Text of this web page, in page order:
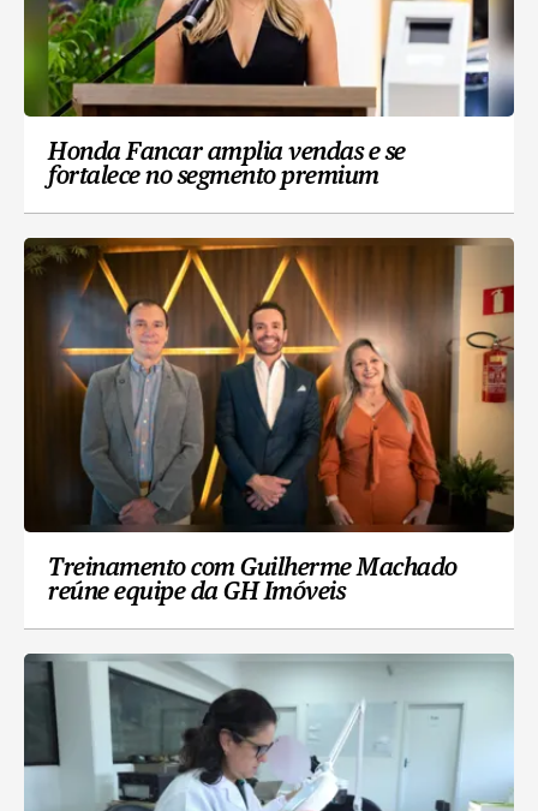
Honda Fancar amplia vendas e se
fortalece no segmento premium
Treinamento com Guilherme Machado
reúne equipe da GH Imóveis